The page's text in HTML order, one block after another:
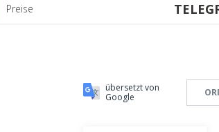
Preise
übersetzt von
Google